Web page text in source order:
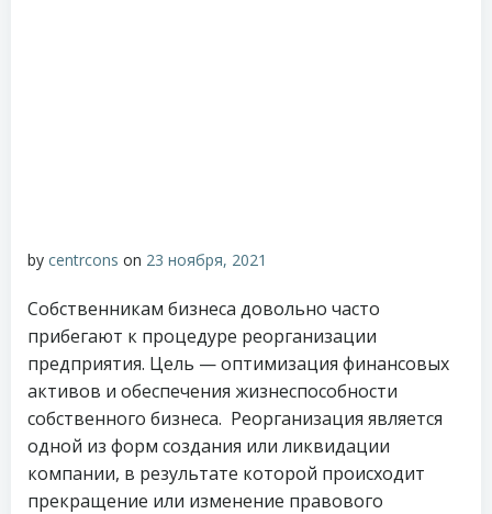
by centrcons on 23 ноября, 2021
Собственникам бизнеса довольно часто
прибегают к процедуре реорганизации
предприятия. Цель — оптимизация финансовых
активов и обеспечения жизнеспособности
собственного бизнеса. Реорганизация является
одной из форм создания или ликвидации
компании, в результате которой происходит
прекращение или изменение правового